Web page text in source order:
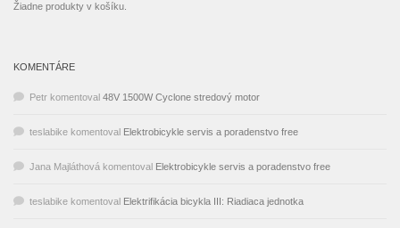
Žiadne produkty v košíku.
KOMENTÁRE
Petr komentoval 48V 1500W Cyclone stredový motor
teslabike komentoval Elektrobicykle servis a poradenstvo free
Jana Majláthová komentoval Elektrobicykle servis a poradenstvo free
teslabike komentoval Elektrifikácia bicykla III: Riadiaca jednotka